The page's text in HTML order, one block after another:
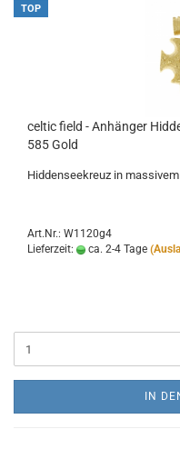
TOP
celtic field - Anhänger
585 Gold
Hiddenseekreuz in
Art.Nr.: W1120g4
Lieferzeit:
ca. 2-4 Tage
IN